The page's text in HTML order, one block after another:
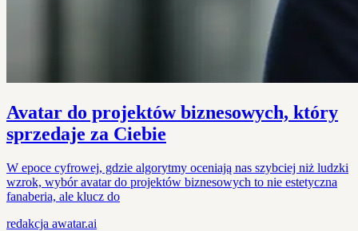
Avatar do projektów biznesowych, który
sprzedaje za Ciebie
W epoce cyfrowej, gdzie algorytmy oceniają nas szybciej niż ludzki
wzrok, wybór avatar do projektów biznesowych to nie estetyczna
fanaberia, ale klucz do
redakcja awatar.ai